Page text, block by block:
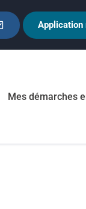
Application
Mes démarches